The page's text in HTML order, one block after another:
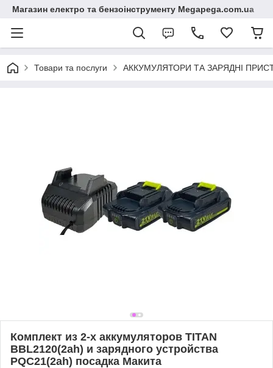
Магазин електро та бензоінструменту Megapega.com.ua
Товари та послуги АККУМУЛЯТОРИ ТА ЗАРЯДНІ
Комплект из 2-х аккумуляторов TITAN
BBL2120(2ah) и зарядного устройства
PQC21(2ah) посадка Макита